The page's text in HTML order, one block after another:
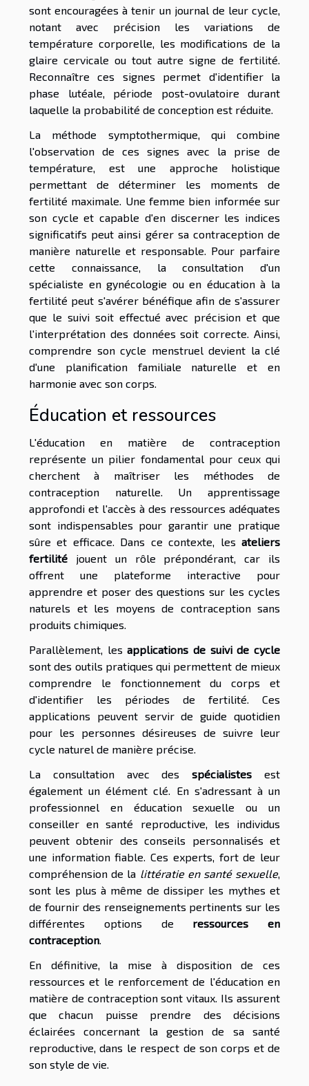
sont encouragées à tenir un journal de leur cycle,
notant avec précision les variations de
température corporelle, les modifications de la
glaire cervicale ou tout autre signe de fertilité.
Reconnaître ces signes permet d'identifier la
phase lutéale, période post-ovulatoire durant
laquelle la probabilité de conception est réduite.
La méthode symptothermique, qui combine
l'observation de ces signes avec la prise de
température, est une approche holistique
permettant de déterminer les moments de
fertilité maximale. Une femme bien informée sur
son cycle et capable d'en discerner les indices
significatifs peut ainsi gérer sa contraception de
manière naturelle et responsable. Pour parfaire
cette connaissance, la consultation d'un
spécialiste en gynécologie ou en éducation à la
fertilité peut s'avérer bénéfique afin de s'assurer
que le suivi soit effectué avec précision et que
l'interprétation des données soit correcte. Ainsi,
comprendre son cycle menstruel devient la clé
d'une planification familiale naturelle et en
harmonie avec son corps.
Éducation et ressources
L'éducation en matière de contraception
représente un pilier fondamental pour ceux qui
cherchent à maîtriser les méthodes de
contraception naturelle. Un apprentissage
approfondi et l'accès à des ressources adéquates
sont indispensables pour garantir une pratique
sûre et efficace. Dans ce contexte, les ateliers
fertilité jouent un rôle prépondérant, car ils
offrent une plateforme interactive pour
apprendre et poser des questions sur les cycles
naturels et les moyens de contraception sans
produits chimiques.
Parallèlement, lesapplications de suivi de cycle
sont des outils pratiques qui permettent de mieux
comprendre le fonctionnement du corps et
d'identifier les périodes de fertilité. Ces
applications peuvent servir de guide quotidien
pour les personnes désireuses de suivre leur
cycle naturel de manière précise.
La consultation avec desspécialistes est
également un élément clé. En s'adressant à un
professionnel en éducation sexuelle ou un
conseiller en santé reproductive, les individus
peuvent obtenir des conseils personnalisés et
une information fiable. Ces experts, fort de leur
compréhension de la littératie en santé sexuelle,
sont les plus à même de dissiper les mythes et
de fournir des renseignements pertinents sur les
différentes options de ressources en
contraception
En définitive, la mise à disposition de ces
ressources et le renforcement de l'éducation en
matière de contraception sont vitaux. Ils assurent
que chacun puisse prendre des décisions
éclairées concernant la gestion de sa santé
reproductive, dans le respect de son corps et de
son style de vie.